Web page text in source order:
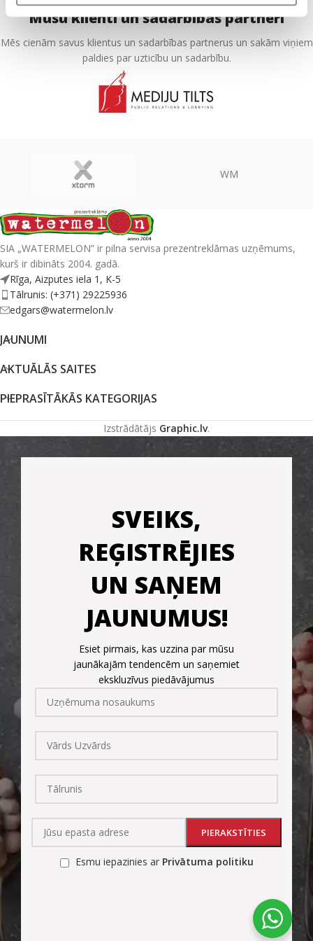
Mūsu klienti un sadarbības partneri
Mēs cienām savus klientus un sadarbības partnerus un sakām viņiem
paldies par uzticību un sadarbību.
WM
SIA „WATERMELON” ir pilna servisa prezentreklāmas uzņēmums,
kurš ir dibināts 2004. gadā.
Rīga, Aizputes iela 1, K-5
Tālrunis: (+371) 29225936
edgars@watermelon.lv
JAUNUMI
AKTUĀLĀS SAITES
PIEPRASĪTĀKĀS KATEGORIJAS
Izstrādātājs Graphic.lv.
SVEIKS,
REĢISTRĒJIES
UN SAŅEM
JAUNUMUS!
Esiet pirmais, kas uzzina par mūsu
jaunākajām tendencēm un saņemiet
ekskluzīvus piedāvājumus
Esmu iepazinies ar Privātuma politiku